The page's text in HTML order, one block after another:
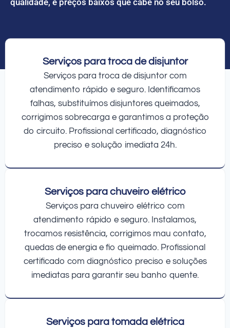
Serviços para troca de disjuntor
Serviços para troca de disjuntor com
atendimento rápido e seguro. Identificamos
falhas, substituímos disjuntores queimados,
corrigimos sobrecarga e garantimos a proteção
do circuito. Profissional certificado, diagnóstico
preciso e solução imediata 24h.
Serviços para chuveiro elétrico
Serviços para chuveiro elétrico com
atendimento rápido e seguro. Instalamos,
trocamos resistência, corrigimos mau contato,
quedas de energia e fio queimado. Profissional
certificado com diagnóstico preciso e soluções
imediatas para garantir seu banho quente.
Serviços para tomada elétrica